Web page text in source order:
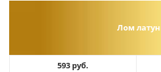
Лом
593 руб.